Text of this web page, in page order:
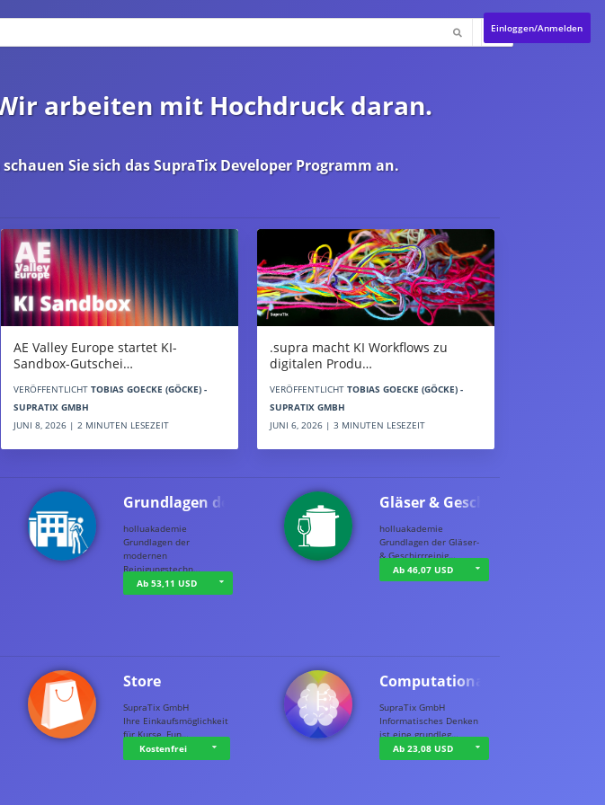
Einloggen/Anmelden
arbeiten mit Hochdruck daran.
Sie sich dasSupraTix Developer Programman.
AE Valley Europe startet KI-
Sandbox-Gutschei…
VERÖFFENTLICHT TOBIAS GOECKE (GÖCKE) -
SUPRATIX GMBH
JUNI 8, 2026 | 2 MINUTEN LESEZEIT
.supra macht KI Workflows zu
digitalen Produ…
VERÖFFENTLICHT TOBIAS GOECKE (GÖCKE) -
SUPRATIX GMBH
JUNI 6, 2026 | 3 MINUTEN LESEZEIT
Grundlagen der …
holluakademie
Grundlagen der
modernen
Reinigungstechn…
Ab 53,11 USD
Gläser & Geschi…
holluakademie
Grundlagen der Gläser-
& Geschirrreinig…
Ab 46,07 USD
Store
SupraTix GmbH
Ihre Einkaufsmöglichkeit
für Kurse, Fun…
Kostenfrei
Computational T…
SupraTix GmbH
Informatisches Denken
ist eine grundleg…
Ab 23,08 USD